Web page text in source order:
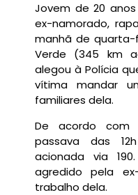
Jovem de 20
ex-namorado,
manhã de quarta-
Verde (345 km
alegou à Polícia
vítima mandar
familiares dela.
De acordo com
passava das
acionada via
agredido pela
trabalho dela.